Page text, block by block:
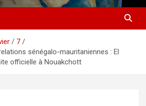
PULSE
7
sénégalo-mauritaniennes : El
officielle à Nouakchott